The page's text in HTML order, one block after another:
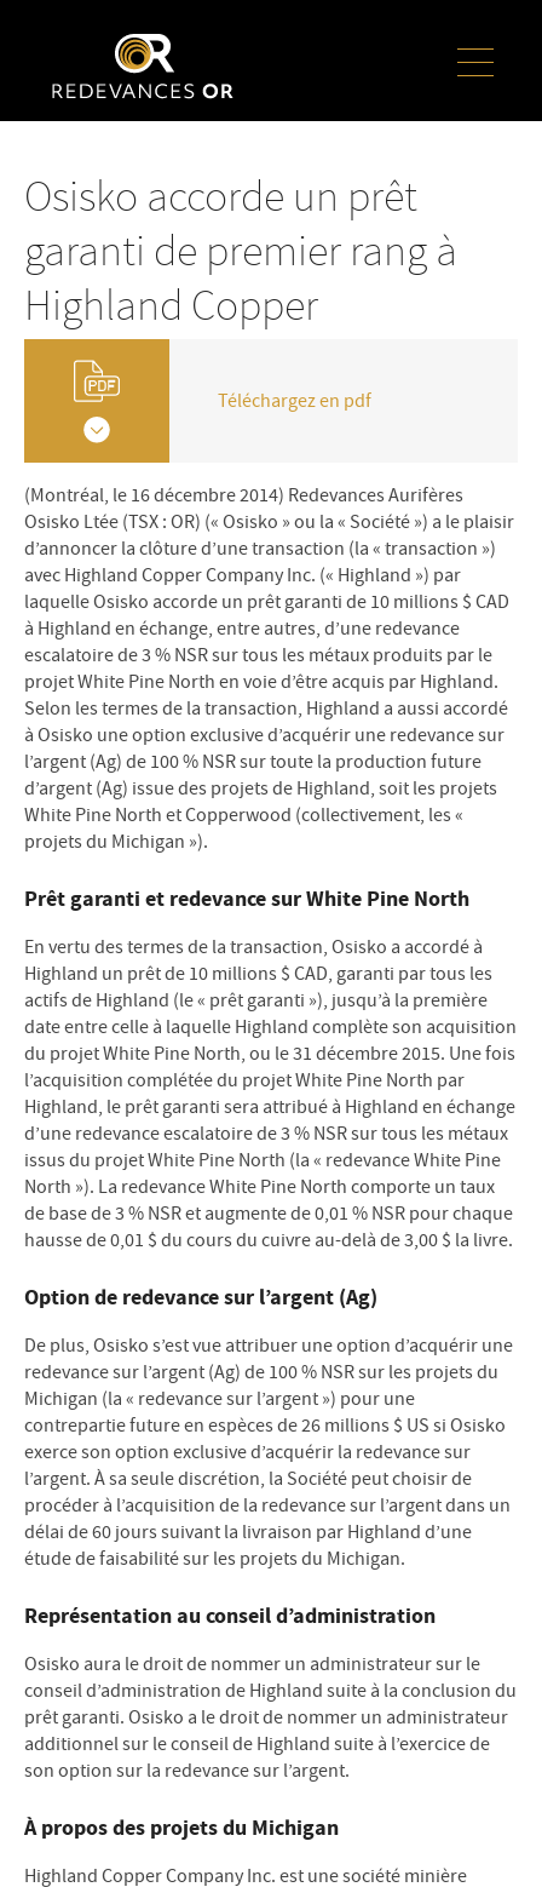
Osisko accorde un prêt
garanti de premier rang à
Highland Copper
Téléchargez en pdf
(Montréal, le 16 décembre 2014) Redevances Aurifères
Osisko Ltée (TSX : OR) (« Osisko » ou la « Société ») a le plaisir
d’annoncer la clôture d’une transaction (la « transaction »)
avec Highland Copper Company Inc. (« Highland ») par
laquelle Osisko accorde un prêt garanti de 10 millions $ CAD
à Highland en échange, entre autres, d’une redevance
escalatoire de 3 % NSR sur tous les métaux produits par le
projet White Pine North en voie d’être acquis par Highland.
Selon les termes de la transaction, Highland a aussi accordé
à Osisko une option exclusive d’acquérir une redevance sur
l’argent (Ag) de 100 % NSR sur toute la production future
d’argent (Ag) issue des projets de Highland, soit les projets
White Pine North et Copperwood (collectivement, les «
projets du Michigan »).
Prêt garanti et redevance sur White Pine North
En vertu des termes de la transaction, Osisko a accordé à
Highland un prêt de 10 millions $ CAD, garanti par tous les
actifs de Highland (le « prêt garanti »), jusqu’à la première
date entre celle à laquelle Highland complète son acquisition
du projet White Pine North, ou le 31 décembre 2015. Une fois
l’acquisition complétée du projet White Pine North par
Highland, le prêt garanti sera attribué à Highland en échange
d’une redevance escalatoire de 3 % NSR sur tous les métaux
issus du projet White Pine North (la « redevance White Pine
North »). La redevance White Pine North comporte un taux
de base de 3 % NSR et augmente de 0,01 % NSR pour chaque
hausse de 0,01 $ du cours du cuivre au-delà de 3,00 $ la livre.
Option de redevance sur l’argent (Ag)
De plus, Osisko s’est vue attribuer une option d’acquérir une
redevance sur l’argent (Ag) de 100 % NSR sur les projets du
Michigan (la « redevance sur l’argent ») pour une
contrepartie future en espèces de 26 millions $ US si Osisko
exerce son option exclusive d’acquérir la redevance sur
l’argent. À sa seule discrétion, la Société peut choisir de
procéder à l’acquisition de la redevance sur l’argent dans un
délai de 60 jours suivant la livraison par Highland d’une
étude de faisabilité sur les projets du Michigan.
Représentation au conseil d’administration
Osisko aura le droit de nommer un administrateur sur le
conseil d’administration de Highland suite à la conclusion du
prêt garanti. Osisko a le droit de nommer un administrateur
additionnel sur le conseil de Highland suite à l’exercice de
son option sur la redevance sur l’argent.
À propos des projets du Michigan
Highland Copper Company Inc. est une société minière